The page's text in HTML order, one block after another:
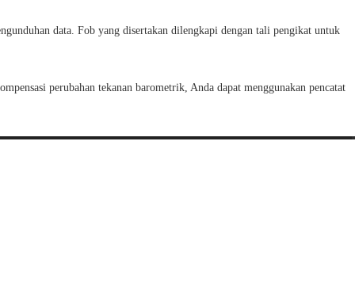
data. Fob yang disertakan dilengkapi dengan tali pengikat untuk
perubahan tekanan barometrik, Anda dapat menggunakan pencatat